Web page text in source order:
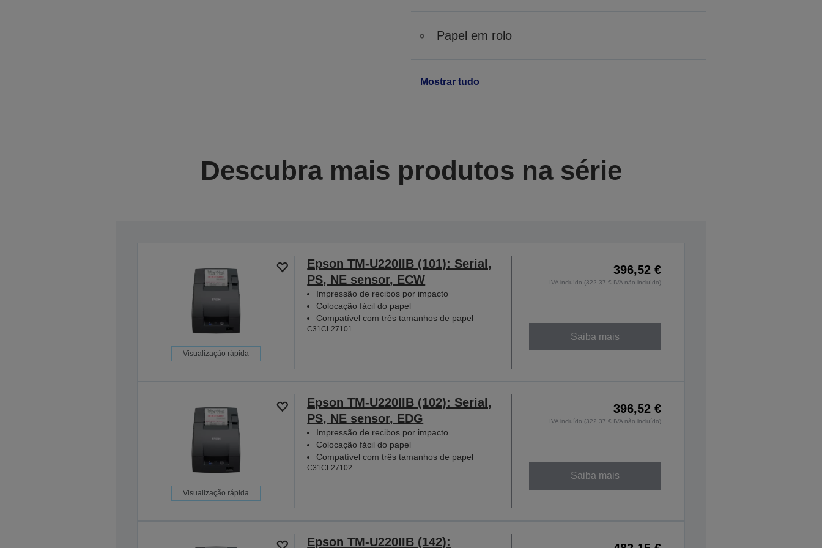
Papel em rolo
Mostrar tudo
Descubra mais produtos na série
Visualização rápida
Epson TM-U220IIB (101): Serial,
PS, NE sensor, ECW
Impressão de recibos por impacto
Colocação fácil do papel
Compatível com três tamanhos de papel
C31CL27101
396,52 €
IVA incluído (322,37 € IVA não incluído)
Saiba mais
Visualização rápida
Epson TM-U220IIB (102): Serial,
PS, NE sensor, EDG
Impressão de recibos por impacto
Colocação fácil do papel
Compatível com três tamanhos de papel
C31CL27102
396,52 €
IVA incluído (322,37 € IVA não incluído)
Saiba mais
Epson TM-U220IIB (142):